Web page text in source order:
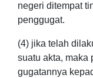
negeri ditempat
penggugat.
(4) jika telah
suatu akta, maka
gugatannya